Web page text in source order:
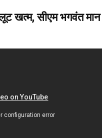
खत्म, सीएम भगवंत मान